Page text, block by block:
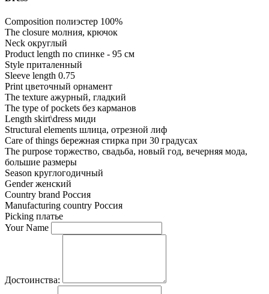
Composition полиэстер 100%
The closure молния, крючок
Neck округлый
Product length по спинке - 95 см
Style приталенный
Sleeve length 0.75
Print цветочный орнамент
The texture ажурный, гладкий
The type of pockets без карманов
Length skirt\dress миди
Structural elements шлица, отрезной лиф
Care of things бережная стирка при 30 градусах
The purpose торжество, свадьба, новый год, вечерняя мода,
большие размеры
Season круглогодичный
Gender женский
Country brand Россия
Manufacturing country Россия
Picking платье
Your Name
Достоинства: